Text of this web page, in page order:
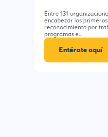
Entre 131
encabezar los
reconocimiento por
programas e…
Entérate aquí